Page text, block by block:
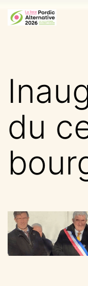
Aller
auPordic
du